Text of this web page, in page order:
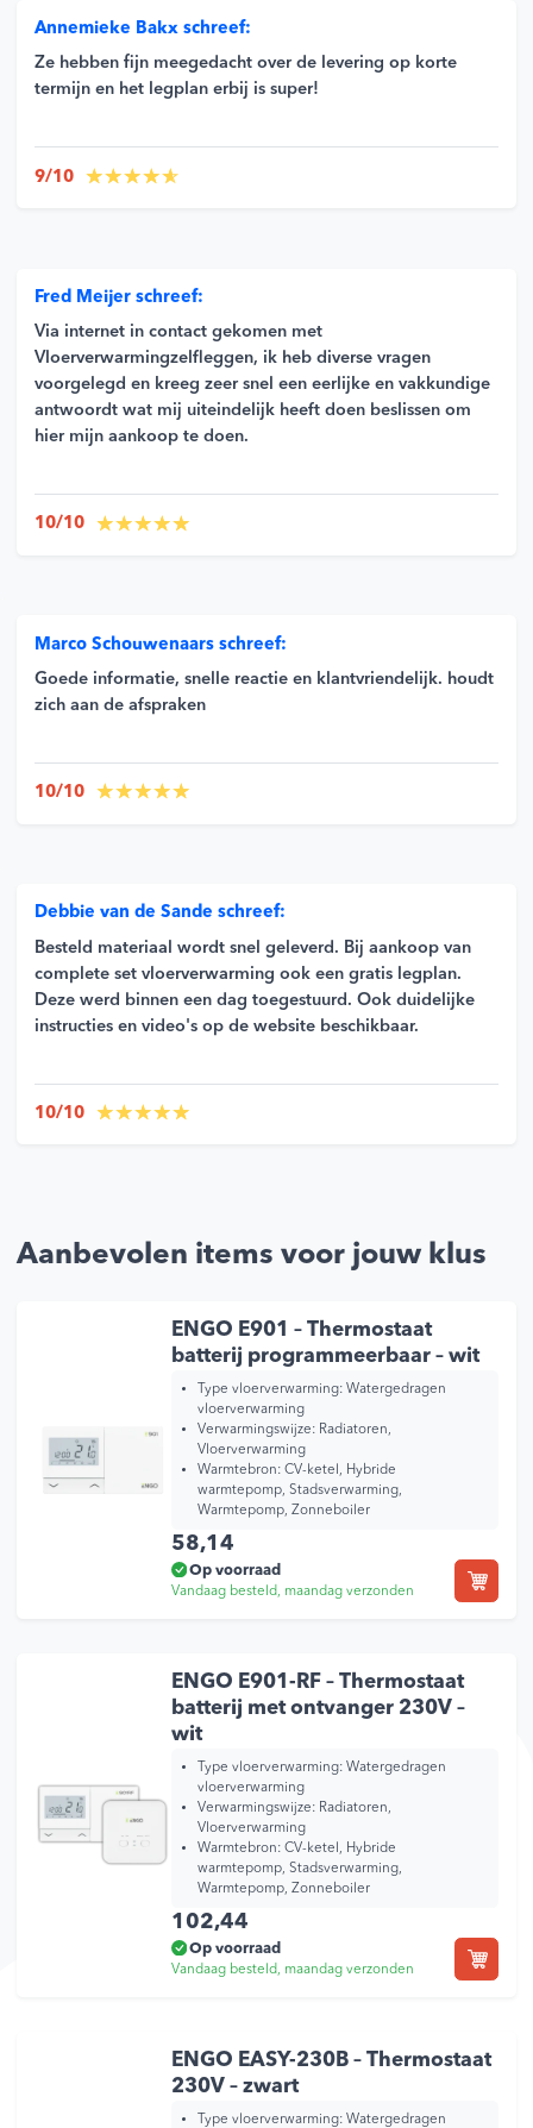
IP30
Extra temperatuursensor mogelijk
EAN
5906708438105
Merk
ENGO
Annemieke Bakx schreef:
Ze hebben fijn meegedacht over de levering op korte
termijn en het legplan erbij is super!
9/10
Fred Meijer schreef:
Via internet in contact gekomen met
Vloerverwarmingzelfleggen, ik heb diverse vragen
voorgelegd en kreeg zeer snel een eerlijke en vakkundige
antwoordt wat mij uiteindelijk heeft doen beslissen om
hier mijn aankoop te doen.
10/10
Marco Schouwenaars schreef:
Goede informatie, snelle reactie en klantvriendelijk. houdt
zich aan de afspraken
10/10
Debbie van de Sande schreef:
Besteld materiaal wordt snel geleverd. Bij aankoop van
complete set vloerverwarming ook een gratis legplan.
Deze werd binnen een dag toegestuurd. Ook duidelijke
instructies en video's op de website beschikbaar.
10/10
Aanbevolen items voor jouw klus
ENGO E901 – Thermostaat
batterij programmeerbaar – wit
Type vloerverwarming: Watergedragen
vloerverwarming
Verwarmingswijze: Radiatoren,
Vloerverwarming
Warmtebron: CV-ketel, Hybride
warmtepomp, Stadsverwarming,
Warmtepomp, Zonneboiler
58,14
Op voorraad
Vandaag besteld, maandag verzonden
ENGO E901-RF – Thermostaat
batterij met ontvanger 230V –
wit
Type vloerverwarming: Watergedragen
vloerverwarming
Verwarmingswijze: Radiatoren,
Vloerverwarming
Warmtebron: CV-ketel, Hybride
warmtepomp, Stadsverwarming,
Warmtepomp, Zonneboiler
102,44
Op voorraad
Vandaag besteld, maandag verzonden
ENGO EASY-230B – Thermostaat
230V – zwart
Type vloerverwarming: Watergedragen